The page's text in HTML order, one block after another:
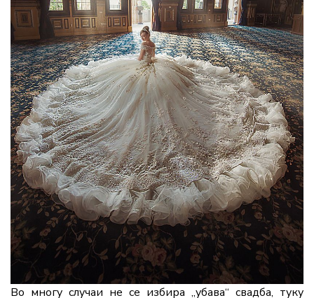
Во многу случаи не се избира „убава“ свадба, туку